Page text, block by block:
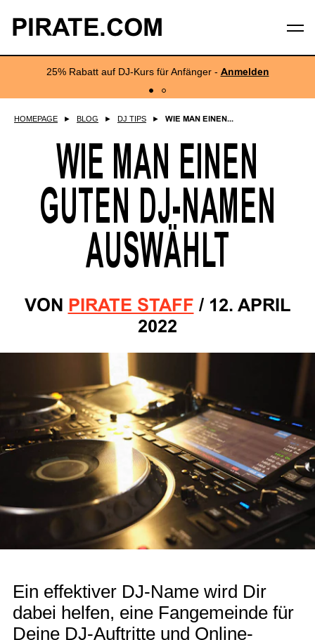
PIRATE.COM
25% Rabatt auf DJ-Kurs für Anfänger - Anmelden
HOMEPAGE ► BLOG ► DJ TIPS ► WIE MAN EINEN...
WIE MAN EINEN
GUTEN DJ-NAMEN
AUSWÄHLT
VON PIRATE STAFF / 12. APRIL
2022
Ein effektiver DJ-Name wird Dir
dabei helfen, eine Fangemeinde für
Deine DJ-Auftritte und Online-